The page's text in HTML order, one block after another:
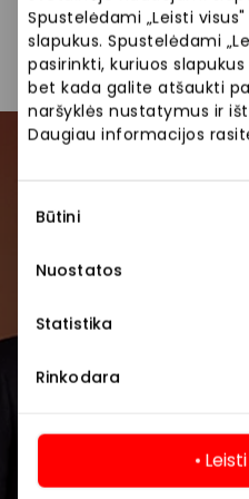
Spustelėdami „Leisti
slapukus. Spustelėdami
pasirinkti, kuriuos
bet kada galite atšaukti
naršyklės nustatymus ir
Daugiau informacijos
pasirinkimas
Būtini
Nuostatos
Statistika
Rinkodara
Paslaugos Prekės
Pirmieji sužinokite
renginius ir naujausią